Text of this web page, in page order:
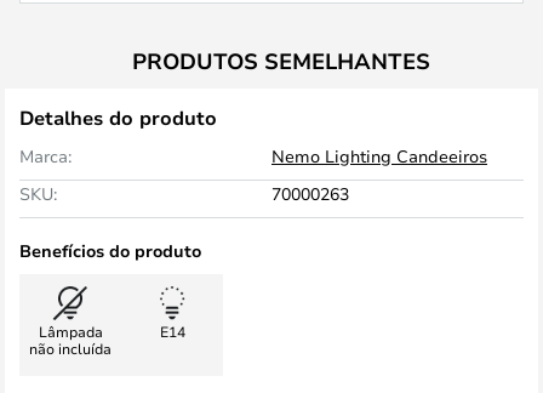
PRODUTOS SEMELHANTES
Detalhes do produto
Marca:
Nemo Lighting Candeeiros
SKU:
70000263
Benefícios do produto
Lâmpada
não incluída
E14